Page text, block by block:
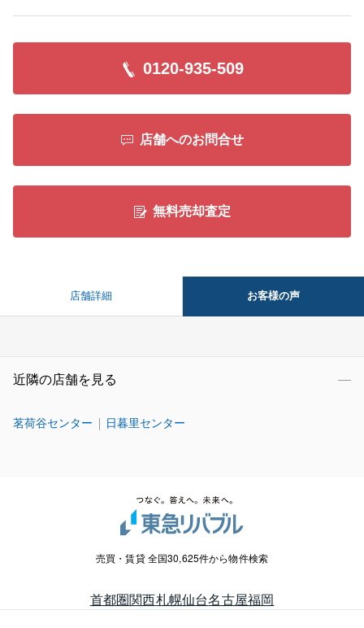
0120-935-509
店舗へのお問合せ
無料売却査定
店舗詳細 お客様の声
近隣の店舗を見る
茗荷谷センター 日暮里センター
売買・賃貸 全国30,625件から物件検索
首都圏関西札幌仙台名古屋福岡